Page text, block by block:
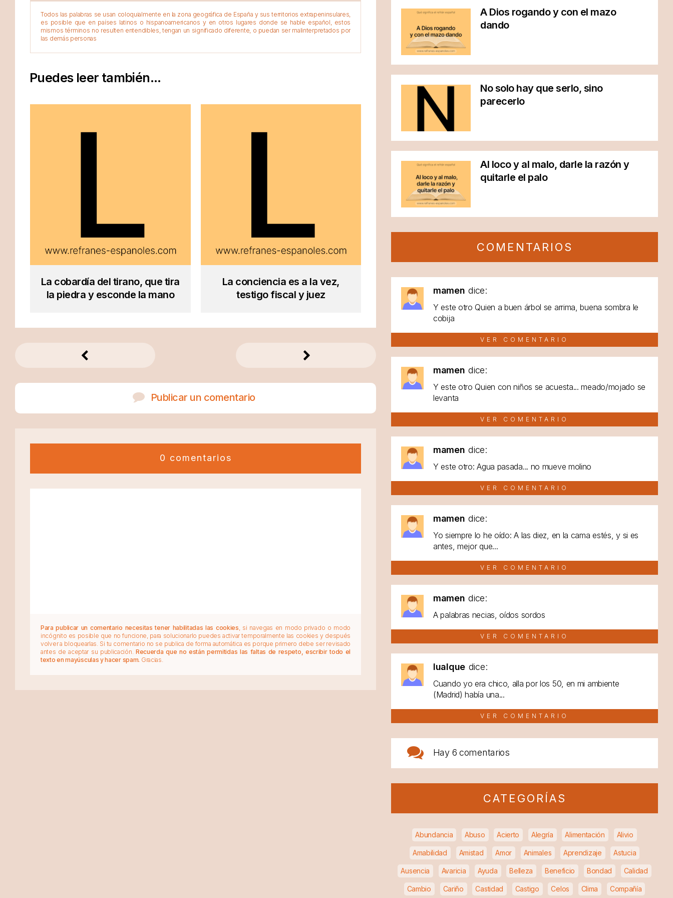
Todos las palabras se usan coloquialmente en la zona geográfica de España y sus territorios extrapeninsulares,
es posible que en países latinos o hispanoamericanos y en otros lugares donde se hable español, estos
mismos términos no resulten entendibles, tengan un significado diferente, o puedan ser malinterpretados por
las demás personas
Puedes leer también...
La cobardía del tirano, que tira
la piedra y esconde la mano
La conciencia es a la vez,
testigo fiscal y juez
Publicar un comentario
0 comentarios
Para publicar un comentario necesitas tener habilitadas las cookies , si navegas en modo privado o modo
incógnito es posible que no funcione, para solucionarlo puedes activar temporalmente las cookies y después
volver a bloquearlas. Si tu comentario no se publica de forma automática es porque primero debe ser revisado
antes de aceptar su publicación. Recuerda que no están permitidas las faltas de respeto, escribir todo el
texto en mayúsculas y hacer spam. Gracias.
A Dios rogando y con el mazo
dando
No solo hay que serlo, sino
parecerlo
Al loco y al malo, darle la razón y
quitarle el palo
COMENTARIOS
mamen dice:
Y este otro Quien a buen árbol se arrima, buena sombra le
cobija
VER COMENTARIO
mamen dice:
Y este otro Quien con niños se acuesta... meado/mojado se
levanta
VER COMENTARIO
mamen dice:
Y este otro: Agua pasada... no mueve molino
VER COMENTARIO
mamen dice:
Yo siempre lo he oído: A las diez, en la cama estés, y si es
antes, mejor que...
VER COMENTARIO
mamen dice:
A palabras necias, oídos sordos
VER COMENTARIO
lualque dice:
Cuando yo era chico, alla por los 50, en mi ambiente
(Madrid) había una...
VER COMENTARIO
Hay 6 comentarios
CATEGORÍAS
Abundancia Abuso Acierto Alegría Alimentación Alivio
Amabilidad Amistad Amor Animales Aprendizaje Astucia
Ausencia Avaricia Ayuda Belleza Beneficio Bondad Calidad
Cambio Cariño Castidad Castigo Celos Clima Compañía